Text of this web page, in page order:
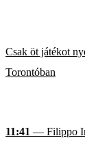
Csak öt játékot
Torontóban
11:41 — Filippo